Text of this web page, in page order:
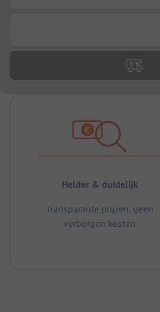
Helder & duidelijk
Transparante prijzen, geen
verborgen kosten